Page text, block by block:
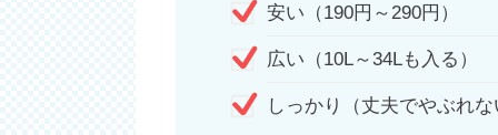
安い（190円～290円）
広い（10L～34Lも入る）
しっかり（丈夫でやぶれな